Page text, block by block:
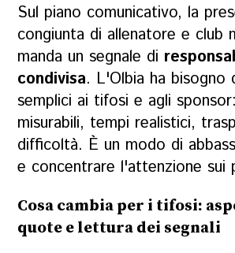
Sul piano comunicativo, la
congiunta di allenatore e club
manda un segnale di
condivisa. L'Olbia ha bisogno
semplici ai tifosi e agli
misurabili, tempi realistici,
difficoltà. È un modo di
e concentrare l'attenzione sui
Cosa cambia per i tifosi:
quote e lettura dei segnali